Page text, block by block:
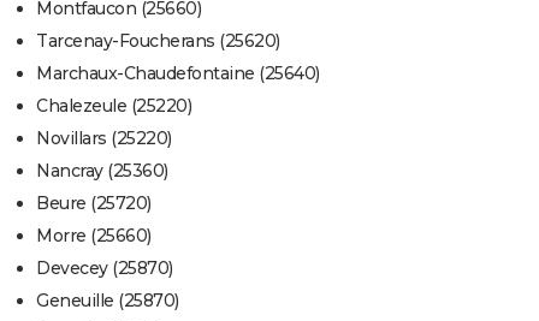
Montfaucon (25660)
Tarcenay-Foucherans (25620)
Marchaux-Chaudefontaine (25640)
Chalezeule (25220)
Novillars (25220)
Nancray (25360)
Beure (25720)
Morre (25660)
Devecey (25870)
Geneuille (25870)